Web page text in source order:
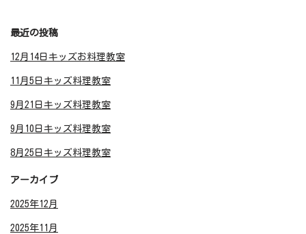
最近の投稿
12月14日キッズお料理教室
11月5日キッズ料理教室
9月21日キッズ料理教室
9月10日キッズ料理教室
8月25日キッズ料理教室
アーカイブ
2025年12月
2025年11月